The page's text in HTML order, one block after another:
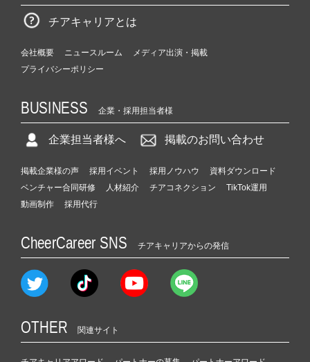
チアキャリアとは
会社概要 ニュースルーム
メディア出演・掲載
プライバシーポリシー
BUSINESS 企業・採用担当者様
企業担当者様へ 掲載のお問い合わせ
掲載企業様の声 採用イベント 採用ノウハウ
資料ダウンロード
ベンチャー合同研修
人材紹介 チアコネクション
TikTok運用
動画制作
採用代行
CheerCareer SNS チアキャリアからの発信
OTHER 関連サイト